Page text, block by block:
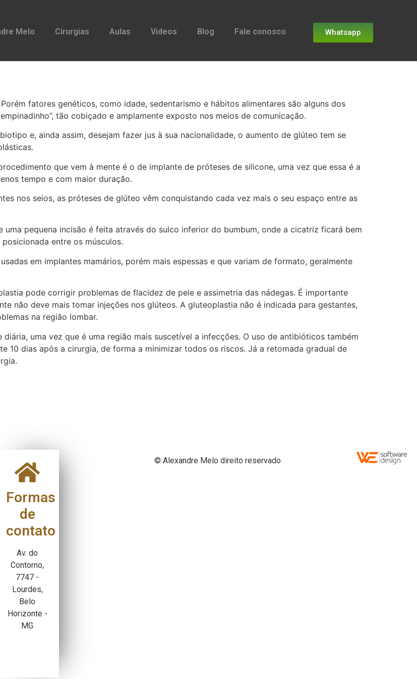
Melo Cirurgias Aulas Videos Blog Fale conosco Whatsapp
fatores genéticos, como idade, sedentarismo e hábitos alimentares são alguns dos
tão cobiçado e amplamente exposto nos meios de comunicação.
e, ainda assim, desejam fazer jus à sua nacionalidade, o aumento de glúteo tem se
que vem à mente é o de implante de próteses de silicone, uma vez que essa é a
tempo e com maior duração.
nos seios, as próteses de glúteo vêm conquistando cada vez mais o seu espaço entre as
uma pequena incisão é feita através do sulco inferior do bumbum, onde a cicatriz ficará bem
entre os músculos.
em implantes mamários, porém mais espessas e que variam de formato, geralmente
pode corrigir problemas de flacidez de pele e assimetria das nádegas. É importante
não deve mais tomar injeções nos glúteos. A gluteoplastia não é indicada para gestantes,
na região lombar.
uma vez que é uma região mais suscetível a infecções. O uso de antibióticos também
10 dias após a cirurgia, de forma a minimizar todos os riscos. Já a retomada gradual de
Formas
de
contato
Av. do
Contorno,
7747 -
Lourdes,
Belo
Horizonte -
MG
© Alexandre Melo direito reservado